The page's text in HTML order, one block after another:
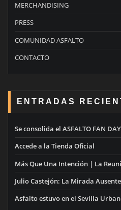
MERCHANDISING
PRESS
COMUNIDAD ASFALTO
CONTACTO
ENTRADAS
Se consolida el ASFALTO FAN DAY
Accede a la Tienda Oficial
Más Que Una Intención | La
Julio Castejón: La Mirada Ausente
Asfalto estuvo en el Sevilla